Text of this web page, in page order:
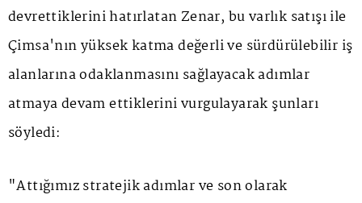
devrettiklerini hatırlatan Zenar, bu varlık satışı ile
Çimsa'nın yüksek katma değerli ve sürdürülebilir iş
alanlarına odaklanmasını sağlayacak adımlar
atmaya devam ettiklerini vurgulayarak şunları
söyledi:
"Attığımız stratejik adımlar ve son olarak